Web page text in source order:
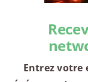
Entrez votre